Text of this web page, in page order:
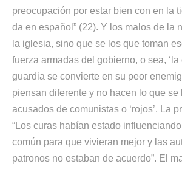
preocupación por estar bien con en la
da en español” (22). Y los malos de la
la iglesia, sino que se los que toman
fuerza armadas del gobierno, o sea, ‘la
guardia se convierte en su peor
piensan diferente y no hacen lo que se
acusados de comunistas o ‘rojos’. La
“Los curas habían estado
común para que vivieran mejor y las
patronos no estaban de acuerdo”. El